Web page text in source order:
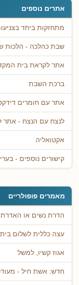
אתרים נוספים
מתחזקות ביחד
שבת כהלכה - הלכות
אתר לקראת בית
ברכת השבת
אתר עם חומרים
לנצח עם הנצח - אתר
אקטואליה
קישורים נוספים -
מאמרים פופולריים
הדרת נשים או האדרת
עצה כללית לשלום בית
אגוז קשיו, למשל
חדש: אשת חיל -